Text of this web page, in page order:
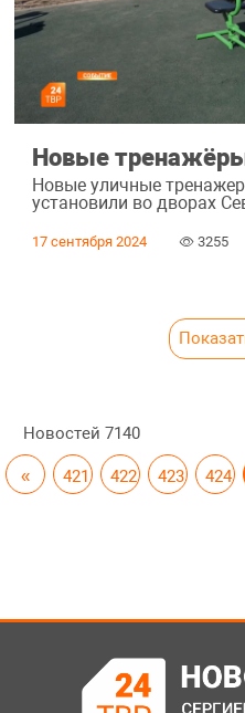
Новые
Новые уличные
установили во дворах
17 сентября 2024 3255
Новостей 7140
« 421 422 423 424